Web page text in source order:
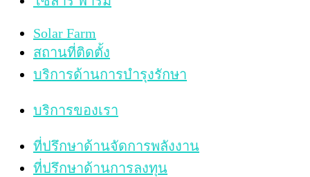
Solar Farm
สถานที่ติดตั้ง
บริการด้านการบำรุงรักษา
บริการของเรา
ที่ปรึกษาด้านจัดการพลังงาน
ที่ปรึกษาด้านการลงทุน